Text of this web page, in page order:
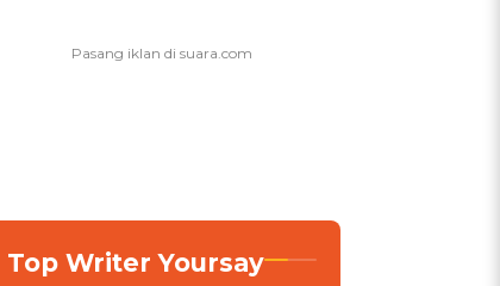
Top Writer Yoursay